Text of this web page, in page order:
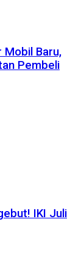
Mobil Baru,
Pembeli
IKI Juli